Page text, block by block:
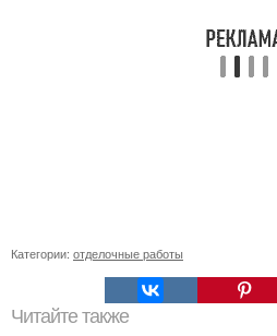
Категории: отделочные работы
Читайте также